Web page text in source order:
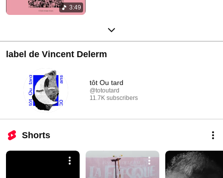
3:49
label de Vincent Delerm
tôt Ou tard
@totoutard
11.7K subscribers
Shorts